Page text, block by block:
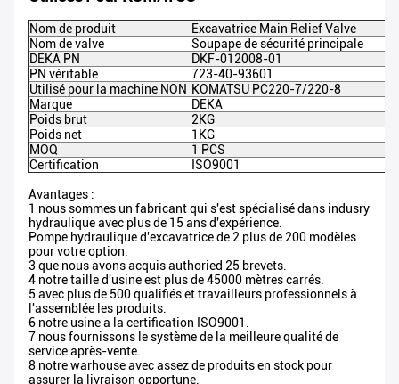
Nom de produit
Excavatrice Main Relief Valve
Nom de valve
Soupape de sécurité principale
DEKA PN
DKF-012008-01
PN véritable
723-40-93601
Utilisé pour la machine NON KOMATSU PC220-7/220-8
Marque
DEKA
Poids brut
2KG
Poids net
1KG
MOQ
1 PCS
Certification
ISO9001
Avantages :
1 nous sommes un fabricant qui s'est spécialisé dans indusry
hydraulique avec plus de 15 ans d'expérience.
Pompe hydraulique d'excavatrice de 2 plus de 200 modèles
pour votre option.
3 que nous avons acquis authoried 25 brevets.
4 notre taille d'usine est plus de 45000 mètres carrés.
5 avec plus de 500 qualifiés et travailleurs professionnels à
l'assemblée les produits.
6 notre usine a la certification ISO9001.
7 nous fournissons le système de la meilleure qualité de
service après-vente.
8 notre warhouse avec assez de produits en stock pour
assurer la livraison opportune.